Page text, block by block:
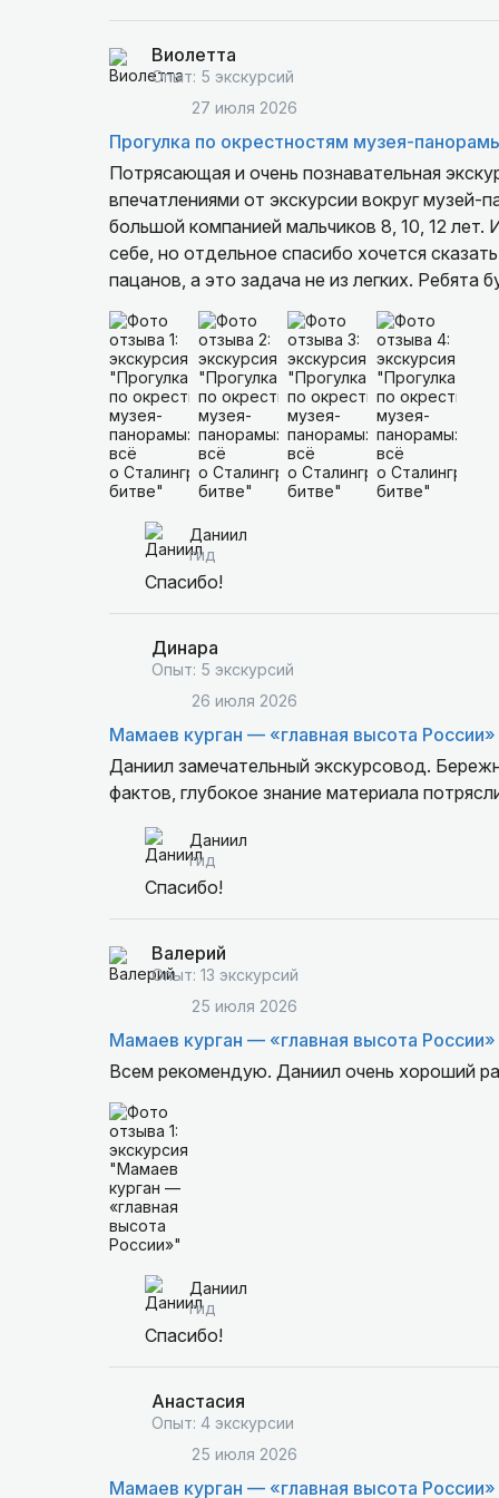
Виолетта
Опыт: 5 экскурсий
27 июля 2026
Прогулка по окрестностям музея-
Потрясающая и очень познавательная
впечатлениями от экскурсии вокруг
большой компанией мальчиков 8, 10, 12
себе, но отдельное спасибо хочется
пацанов, а это задача не из легких.
легендарного дома Павлова и
самый большой восторг у парней вызвала
и крутых фактов о танках, артиллерии и
Вышли с экскурсии переполненные
увлечь подрастающее поколение
родителям с сыновьями.
Даниил
гид
Спасибо!
Динара
Опыт: 5 экскурсий
26 июля 2026
Мамаев курган — «главная высота России»
Даниил замечательный экскурсовод.
фактов, глубокое знание материала
Даниил
гид
Спасибо!
Валерий
Опыт: 13 экскурсий
25 июля 2026
Мамаев курган — «главная высота России»
Всем рекомендую. Даниил очень хороший
Даниил
гид
Спасибо!
Анастасия
Опыт: 4 экскурсии
25 июля 2026
Мамаев курган — «главная высота России»